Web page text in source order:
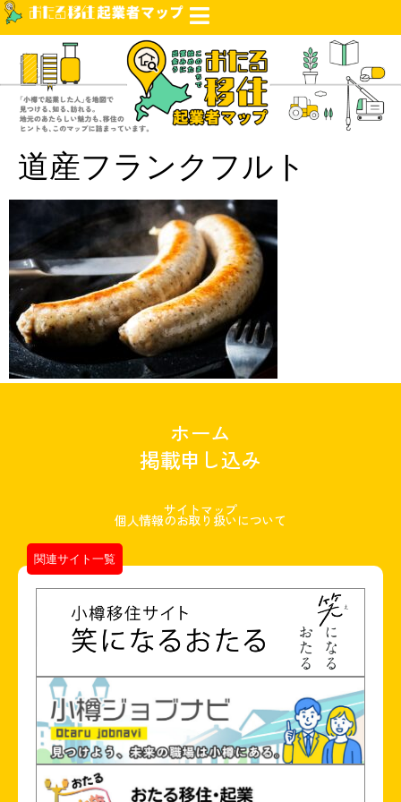
道産フランクフルト
ホーム
掲載申し込み
サイトマップ
個人情報のお取り扱いについて
関連サイト一覧